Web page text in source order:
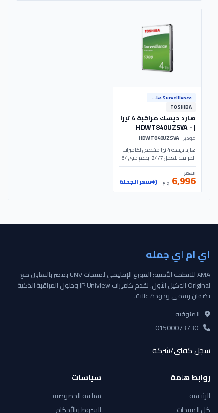
Surveillance هارد تسجيل
TOSHIBA
هارد ديسك مراقبة 4 تيرا
| HDWT840UZSVA -
Toshiba
موديل:
هارد ديسك 4 تيرا مخصص لكاميرات
المراقبة للعمل 24/7. يدعم حتى 64
كاميرا مع أجهزة DVR و NVR. مزود
موديل HDWT840UZSVA - Toshiba.
السعر
6,996 ج.م سعر الجملة
اي ام اي جمله
AMA للانظمة الأمنية: الموزع الإقليمي لمنتجات UNV بمصر بالتعاون مع
Original الوكيل الأول. نقدم كاميرات IP Uniview وحلول المراقبة الذكية
بضمان رسمي وجودة عالية.
المنوفيه
سجل كفني/شركة
روابط هامة
الرئيسية
كل المنتجات
سياسات
سياسة الخصوصية
الشروط والأحكام